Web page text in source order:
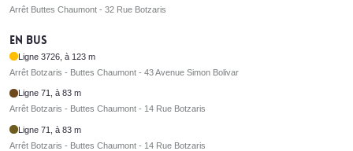
Arrêt Buttes Chaumont - 32 Rue Botzaris
En bus
Ligne 3726, à 123 m
Arrêt Botzaris - Buttes Chaumont - 43 Avenue Simon Bolivar
Ligne 71, à 83 m
Arrêt Botzaris - Buttes Chaumont - 14 Rue Botzaris
Ligne 71, à 83 m
Arrêt Botzaris - Buttes Chaumont - 14 Rue Botzaris